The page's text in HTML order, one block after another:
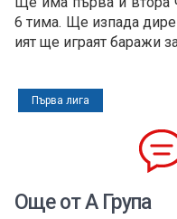
6 тима. Ще изпада
ият ще играят баражи
Първа лига
Още от А Група